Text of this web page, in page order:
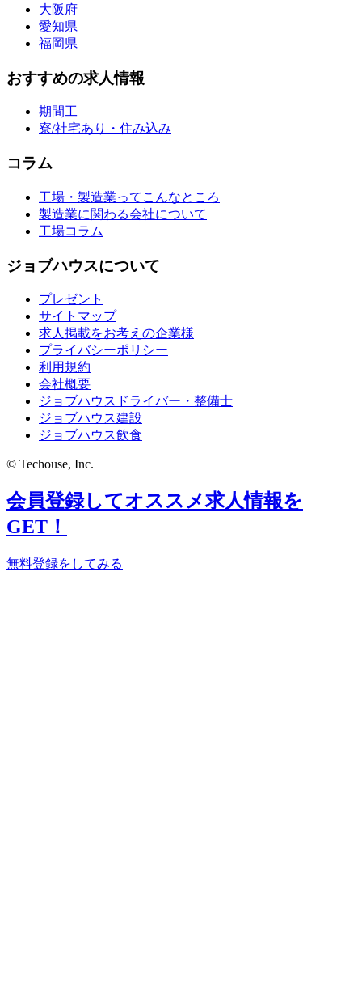
大阪府
愛知県
福岡県
おすすめの求人情報
期間工
寮/社宅あり・住み込み
コラム
工場・製造業ってこんなところ
製造業に関わる会社について
工場コラム
ジョブハウスについて
プレゼント
サイトマップ
求人掲載をお考えの企業様
プライバシーポリシー
利用規約
会社概要
ジョブハウスドライバー・整備士
ジョブハウス建設
ジョブハウス飲食
© Techouse, Inc.
会員登録してオススメ求人情報を
GET！
無料登録をしてみる